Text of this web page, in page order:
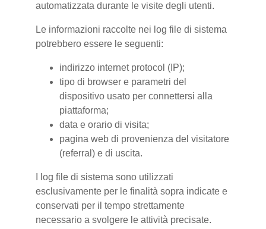
automatizzata durante le visite degli utenti.
Le informazioni raccolte nei log file di sistema
potrebbero essere le seguenti:
indirizzo internet protocol (IP);
tipo di browser e parametri del
dispositivo usato per connettersi alla
piattaforma;
data e orario di visita;
pagina web di provenienza del visitatore
(referral) e di uscita.
I log file di sistema sono utilizzati
esclusivamente per le finalità sopra indicate e
conservati per il tempo strettamente
necessario a svolgere le attività precisate.